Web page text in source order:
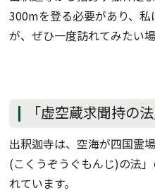
300mを登る必要があり、
が、ぜひ一度訪れてみたい場
「虚空蔵求聞持の
出釈迦寺は、空海が四国霊
(こくうぞうぐもんじ)の法
れています。